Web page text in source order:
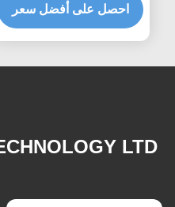
احصل على أفضل سعر
LTD.